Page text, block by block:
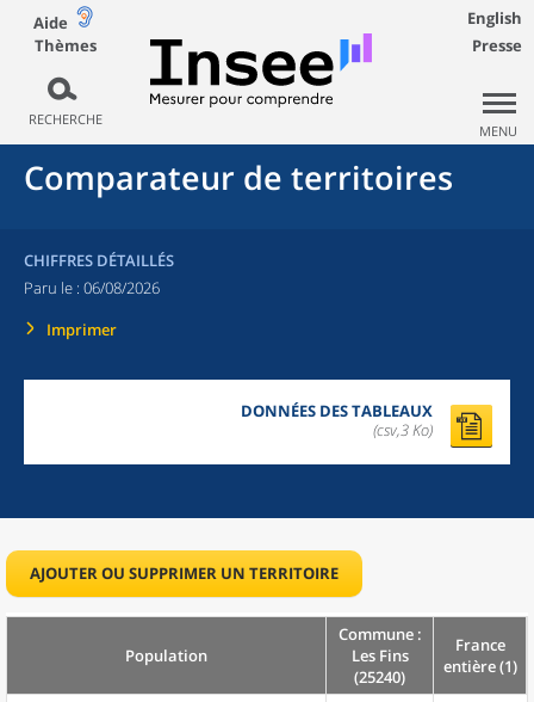
Aide
Thèmes
RECHERCHE
English
Presse
MENU
Comparateur de territoires
CHIFFRES DÉTAILLÉS
Paru le : 06/08/2026
Imprimer
DONNÉES DES TABLEAUX
(csv,3 Ko)
AJOUTER OU SUPPRIMER UN TERRITOIRE
Population
Commune :
Les Fins
(25240)
France
entière (1)